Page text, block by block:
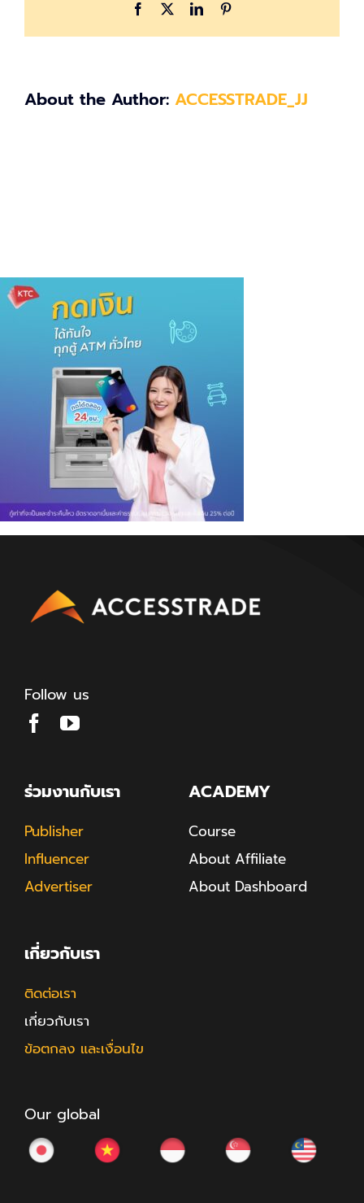
Facebook LinkedIn
About the Author: ACCESSTRADE_JJ
Follow us
ร่วมงานกับเรา
Publisher
Influencer
Advertiser
ACADEMY
Course
About Affiliate
About Dashboard
เกี่ยวกับเรา
ติดต่อเรา
เกี่ยวกับเรา
ข้อตกลง และเงื่อนไข
Our global